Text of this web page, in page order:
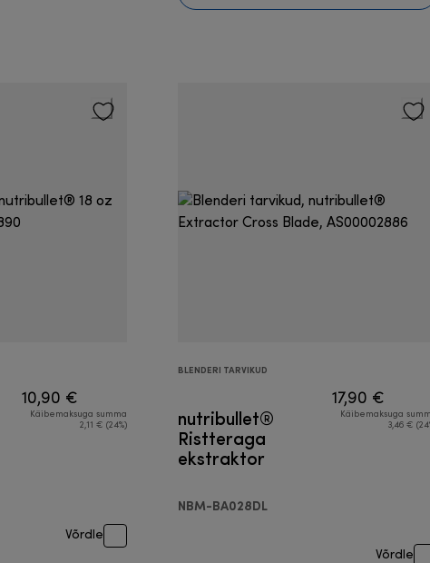
10,90 €
Käibemaksuga summa
2,11 € (24%)
Võrdle
BLENDERI TARVIKUD
nutribullet®
Ristteraga
ekstraktor
NBM-BA028DL
17,90 €
Käibemaksuga
3,46 €
Võrdle